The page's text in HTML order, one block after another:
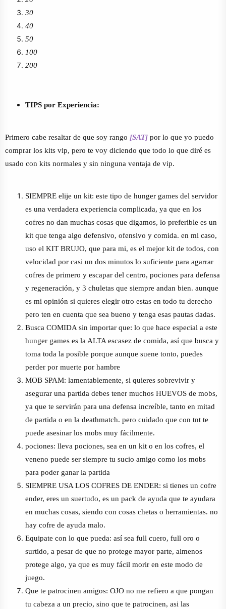
30
40
50
100
200
TIPS por Experiencia:
Primero cabe resaltar de que soy rango [SAT] por lo que yo puedo
comprar los kits vip, pero te voy diciendo que todo lo que diré es
usado con kits normales y sin ninguna ventaja de vip.
SIEMPRE elije un kit: este tipo de hunger games del servidor
es una verdadera experiencia complicada, ya que en los
cofres no dan muchas cosas que digamos, lo preferible es un
kit que tenga algo defensivo, ofensivo y comida. en mi caso,
uso el KIT BRUJO, que para mi, es el mejor kit de todos, con
velocidad por casi un dos minutos lo suficiente para agarrar
cofres de primero y escapar del centro, pociones para defensa
y regeneración, y 3 chuletas que siempre andan bien. aunque
es mi opinión si quieres elegir otro estas en todo tu derecho
pero ten en cuenta que sea bueno y tenga esas pautas dadas.
Busca COMIDA sin importar que: lo que hace especial a este
hunger games es la ALTA escasez de comida, así que busca y
toma toda la posible porque aunque suene tonto, puedes
perder por muerte por hambre
MOB SPAM: lamentablemente, si quieres sobrevivir y
asegurar una partida debes tener muchos HUEVOS de mobs,
ya que te servirán para una defensa increíble, tanto en mitad
de partida o en la deathmatch. pero cuidado que con tnt te
puede asesinar los mobs muy fácilmente.
pociones: lleva pociones, sea en un kit o en los cofres, el
veneno puede ser siempre tu sucio amigo como los mobs
para poder ganar la partida
SIEMPRE USA LOS COFRES DE ENDER: si tienes un cofre
ender, eres un suertudo, es un pack de ayuda que te ayudara
en muchas cosas, siendo con cosas chetas o herramientas. no
hay cofre de ayuda malo.
Equipate con lo que pueda: así sea full cuero, full oro o
surtido, a pesar de que no protege mayor parte, almenos
protege algo, ya que es muy fácil morir en este modo de
juego.
Que te patrocinen amigos: OJO no me refiero a que pongan
tu cabeza a un precio, sino que te patrocinen, asi las